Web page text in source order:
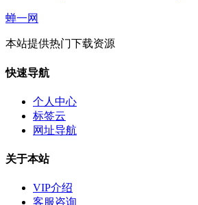
蝉一网
本站提供热门下载资源
快速导航
个人中心
标签云
网址导航
关于本站
VIP介绍
客服咨询